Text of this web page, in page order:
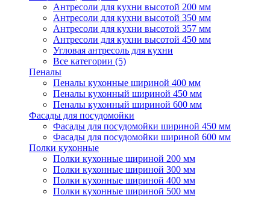
Антресоли для кухни высотой 200 мм
Антресоли для кухни высотой 350 мм
Антресоли для кухни высотой 357 мм
Антресоли для кухни высотой 450 мм
Угловая антресоль для кухни
Все категории (5)
Пеналы
Пеналы кухонные шириной 400 мм
Пеналы кухонный шириной 450 мм
Пеналы кухонный шириной 600 мм
Фасады для посудомойки
Фасады для посудомойки шириной 450 мм
Фасады для посудомойки шириной 600 мм
Полки кухонные
Полки кухонные шириной 200 мм
Полки кухонные шириной 300 мм
Полки кухонные шириной 400 мм
Полки кухонные шириной 500 мм